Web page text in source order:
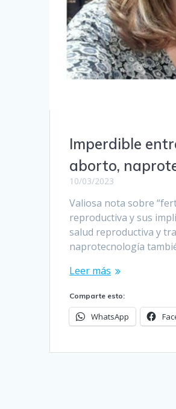
Imperdible
aborto,
10/03/2023
Valiosa nota sobre
reproductiva y sus
salud reproductiva y
naprotecnología
Leer más
Comparte esto:
WhatsApp